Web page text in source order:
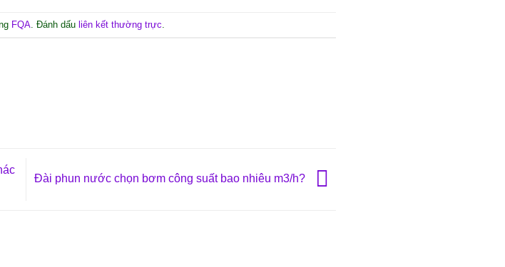
FQA. Đánh dấu liên kết thường trực
Đài phun nước chọn bơm công suất bao nhiêu m3/h?